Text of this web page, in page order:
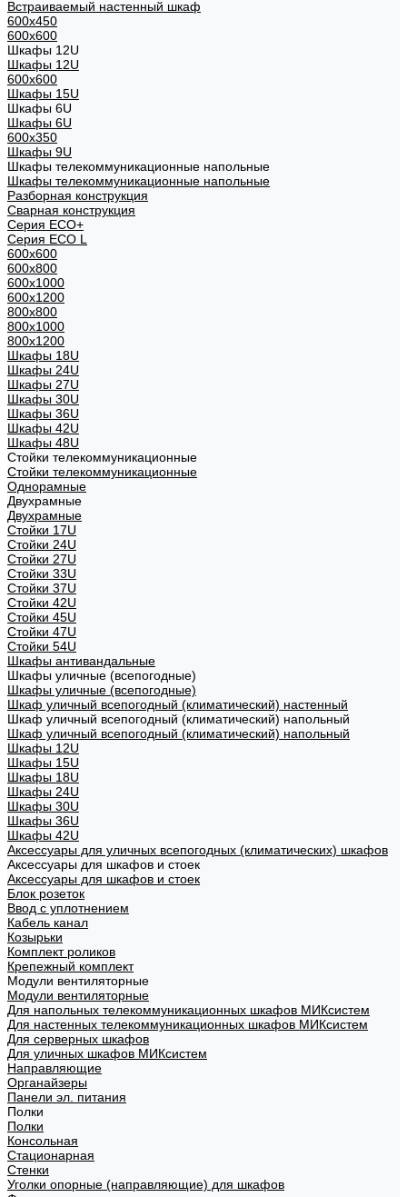
Встраиваемый настенный шкаф
600x450
600x600
Шкафы 12U
Шкафы 12U
600x600
Шкафы 15U
Шкафы 6U
Шкафы 6U
600x350
Шкафы 9U
Шкафы телекоммуникационные напольные
Шкафы телекоммуникационные напольные
Разборная конструкция
Сварная конструкция
Серия ECO+
Серия ECO L
600x600
600x800
600х1000
600х1200
800x800
800х1000
800х1200
Шкафы 18U
Шкафы 24U
Шкафы 27U
Шкафы 30U
Шкафы 36U
Шкафы 42U
Шкафы 48U
Стойки телекоммуникационные
Стойки телекоммуникационные
Однорамные
Двухрамные
Двухрамные
Стойки 17U
Стойки 24U
Стойки 27U
Стойки 33U
Стойки 37U
Стойки 42U
Стойки 45U
Стойки 47U
Стойки 54U
Шкафы антивандальные
Шкафы уличные (всепогодные)
Шкафы уличные (всепогодные)
Шкаф уличный всепогодный (климатический) настенный
Шкаф уличный всепогодный (климатический) напольный
Шкаф уличный всепогодный (климатический) напольный
Шкафы 12U
Шкафы 15U
Шкафы 18U
Шкафы 24U
Шкафы 30U
Шкафы 36U
Шкафы 42U
Аксессуары для уличных всепогодных (климатических) шкафов
Аксессуары для шкафов и стоек
Аксессуары для шкафов и стоек
Блок розеток
Ввод с уплотнением
Кабель канал
Козырьки
Комплект роликов
Крепежный комплект
Модули вентиляторные
Модули вентиляторные
Для напольных телекоммуникационных шкафов МИКсистем
Для настенных телекоммуникационных шкафов МИКсистем
Для серверных шкафов
Для уличных шкафов МИКсистем
Направляющие
Органайзеры
Панели эл. питания
Полки
Полки
Консольная
Стационарная
Стенки
Уголки опорные (направляющие) для шкафов